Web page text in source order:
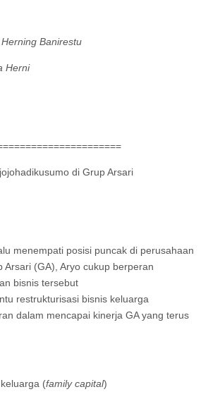
Banirestu
Herni
di Grup Arsari
menempati posisi puncak di perusahaan
Arsari (GA), Aryo cukup berperan
bisnis tersebut
restrukturisasi bisnis keluarga
dalam mencapai kinerja GA yang terus
(family capital)